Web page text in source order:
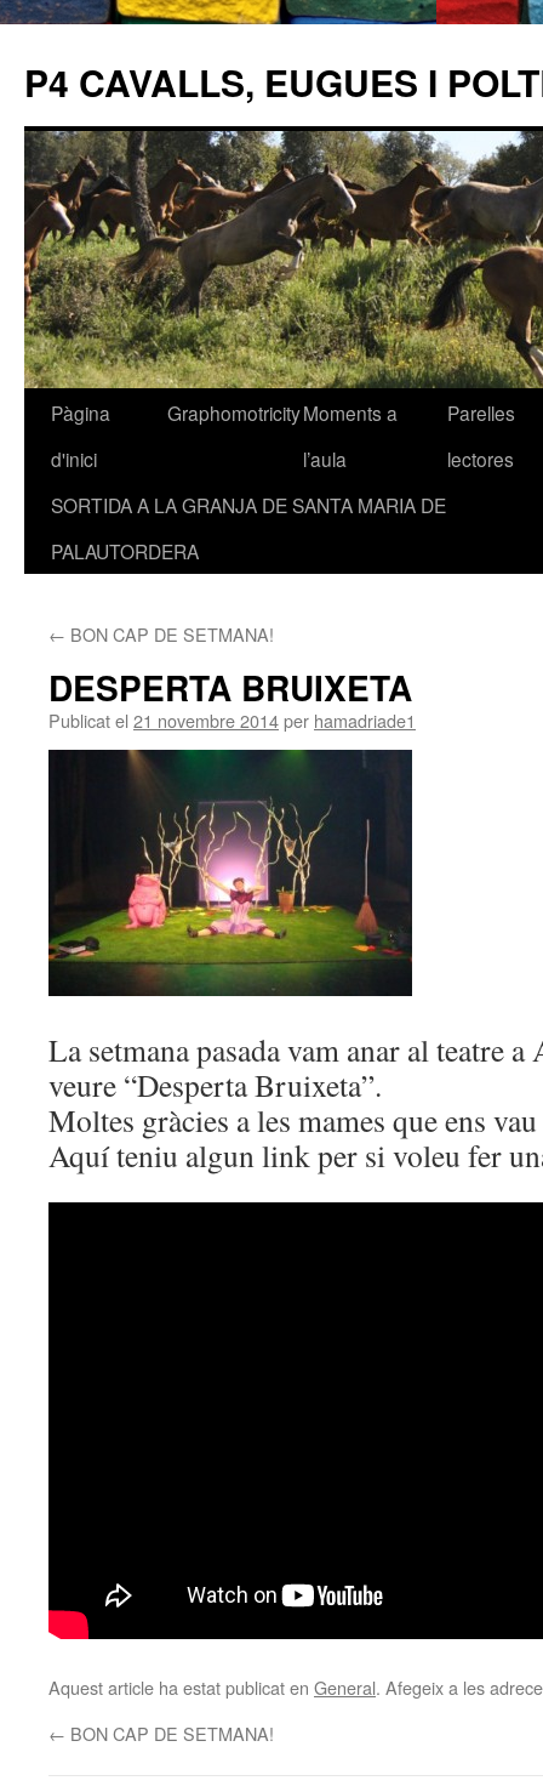
P4 CAVALLS, EUGUES I
Vés
contingut
Pàgina
d'inici
GraphomotricityMoments a
l’aula
Parelles
lectores
SORTIDA A LA GRANJA DE SANTA MARIA DE
PALAUTORDERA
← BON CAP DE SETMANA!
DESPERTA BRUIXETA
Publicat el 21 novembre 2014per hamadriade1
La setmana pasada vam anar al teatre
veure “Desperta Bruixeta”.
Moltes gràcies a les mames que ens
Aquí teniu algun link per si voleu fer
Aquest article ha estat publicat en General. Afegeix a les
← BON CAP DE SETMANA!